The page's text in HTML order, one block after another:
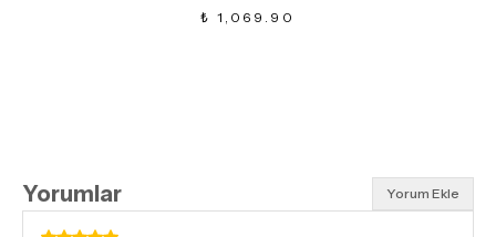
₺ 1,069.90
Yorumlar Yorum Ekle